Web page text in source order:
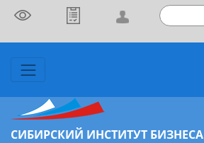
СИБИРСКИЙ ИНСТИТУТ БИЗНЕСА